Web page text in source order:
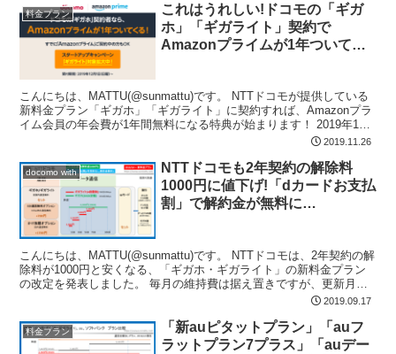
料金プラン
これはうれしい!ドコモの「ギガ
ホ」「ギガライト」契約で
Amazonプライムが1年ついてく
こんにちは、MATTU(@sunmattu)です。 NTTドコモが提供している
新料金プラン「ギガホ」「ギガライト」に契約すれば、Amazonプラ
イム会員の年会費が1年間無料になる特典が始まります！ 2019年12
2019.11.26
docomo with
NTTドコモも2年契約の解除料
1000円に値下げ!「dカードお支払
割」で解約金が無料に…
こんにちは、MATTU(@sunmattu)です。 NTTドコモは、2年契約の解
除料が1000円と安くなる、「ギガホ・ギガライト」の新料金プラン
の改定を発表しました。 毎月の維持費は据え置きですが、更新月以
2019.09.17
料金プラン
「新auピタットプラン」「auフ
ラットプラン7プラス」「auデー